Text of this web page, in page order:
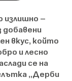
излишно –
добавени
вкус, който
и лесно
се на
„Дерби